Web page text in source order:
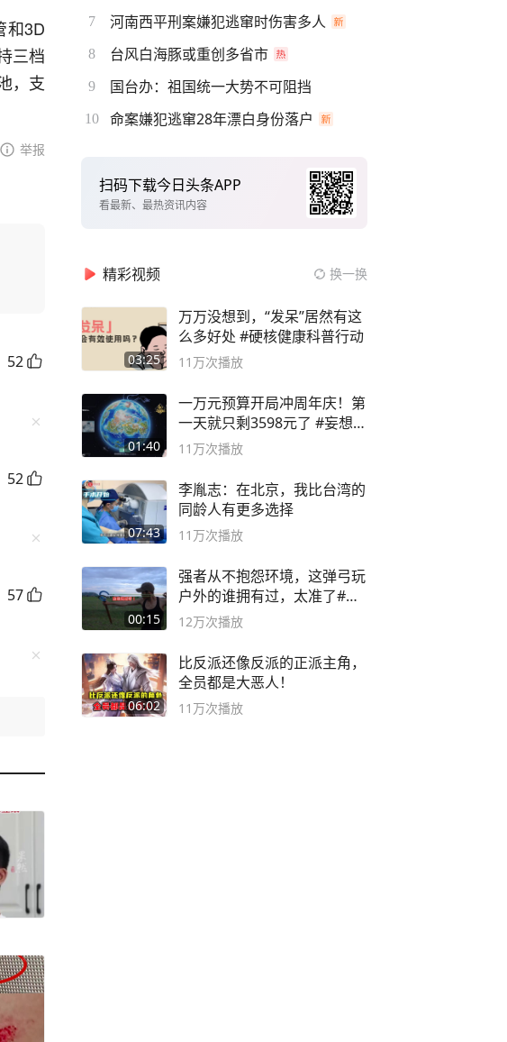
和3D
三档
，支
举报
52
52
57
7 河南西平刑案嫌犯逃窜时伤害多人
8 台风白海豚或重创多省市
9 国台办：祖国统一大势不可阻挡
10 命案嫌犯逃窜28年漂白身份落户
扫码下载今日头条APP
看最新、最热资讯内容
精彩视频 换一换
03:25
万万没想到，“发呆”居然有这
么多好处 #硬核健康科普行动
11万次播放
01:40
一万元预算开局冲周年庆！第
一天就只剩3598元了 #妄想山
海
11万次播放
07:43
李胤志：在北京，我比台湾的
同龄人有更多选择
11万次播放
00:15
强者从不抱怨环境，这弹弓玩
户外的谁拥有过，太准了#弹
弓#户外
12万次播放
06:02
比反派还像反派的正派主角，
全员都是大恶人！
11万次播放